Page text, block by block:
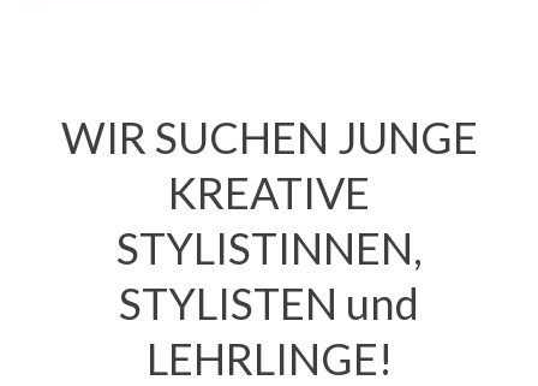
WIR SUCHEN JUNGE
KREATIVE
STYLISTINNEN,
STYLISTEN und
LEHRLINGE!